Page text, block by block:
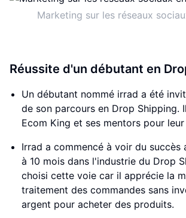
Marketing sur les réseaux
Réussite d'un débutant en
Un débutant nommé irrad a été
de son parcours en Drop Shipping.
Ecom King et ses mentors pour
Irrad a commencé à voir du succès
à 10 mois dans l'industrie du Drop
choisi cette voie car il apprécie la
traitement des commandes sans
argent pour acheter des produits.